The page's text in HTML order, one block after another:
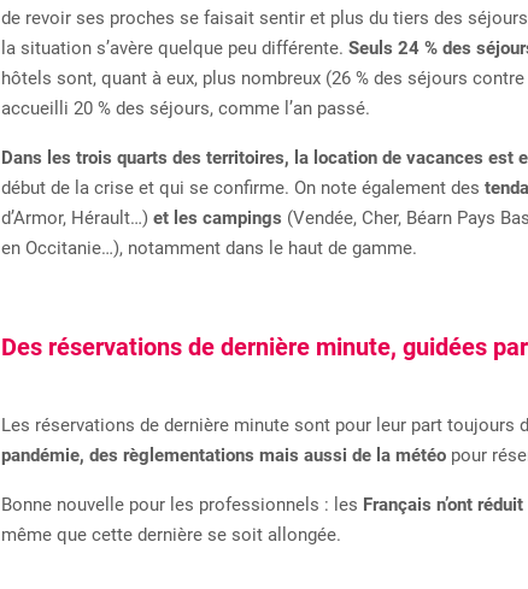
de revoir ses proches se faisait sentir et plus du tiers des
la situation s’avère quelque peu différente. Seuls 24 % des
hôtels sont, quant à eux, plus nombreux (26 % des séjours
accueilli 20 % des séjours, comme l’an passé.
Dans les trois quarts des territoires, la location de vacances est
début de la crise et qui se confirme. On note également des
d’Armor, Hérault…) et les campings (Vendée, Cher, Béarn Pays
en Occitanie…), notamment dans le haut de gamme.
Des réservations de dernière minute, guidées
Les réservations de dernière minute sont pour leur part toujours
pandémie, des règlementations mais aussi de la météo pour
Bonne nouvelle pour les professionnels : les Français n’ont
même que cette dernière se soit allongée.